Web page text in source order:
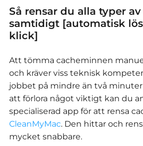
Så rensar du alla typer
samtidigt [automatisk
klick]
Att tömma cacheminnen
och kräver viss teknisk
jobbet på mindre än två
att förlora något viktigt kan du
specialiserad app för att rensa
CleanMyMac. Den hittar och
mycket snabbare.